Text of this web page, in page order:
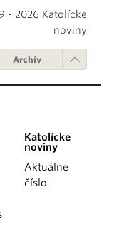
- 2026 Katolícke
noviny
Archív
Katolícke
noviny
Aktuálne
číslo